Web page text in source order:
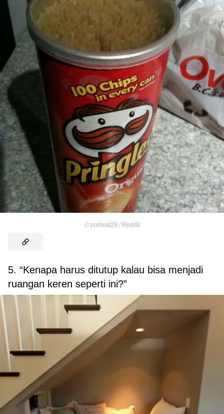
© puriwat29 / Reddit
5. “Kenapa harus ditutup kalau bisa menjadi
ruangan keren seperti ini?”